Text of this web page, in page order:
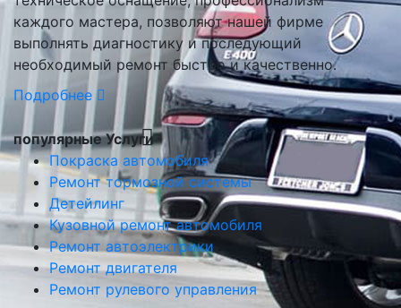
каждого мастера, позволяют нашей фирме
выполнять диагностику и последующий
необходимый ремонт быстро и качественно.
Подробнее
популярные Услуги
Покраска автомобиля
Ремонт тормозной системы
Детейлинг
Кузовной ремонт автомобиля
Ремонт автоэлектрики
Ремонт двигателя
Ремонт рулевого управления